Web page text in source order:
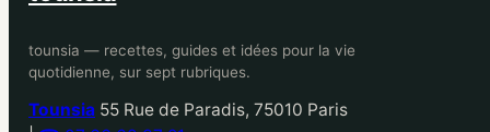
tounsia — recettes, guides et idées pour la vie
quotidienne, sur sept rubriques.
Tounsia 55 Rue de Paradis, 75010 Paris